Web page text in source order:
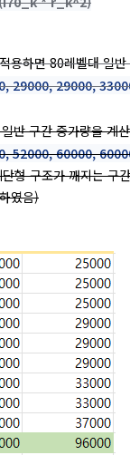
용하면 80레벨대 일
29000, 29000,
반 구간 증가량을 계
52000, 60000,
형 구조가 깨지는 구
였음)